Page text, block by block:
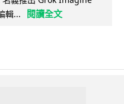
輯...
閱讀全文